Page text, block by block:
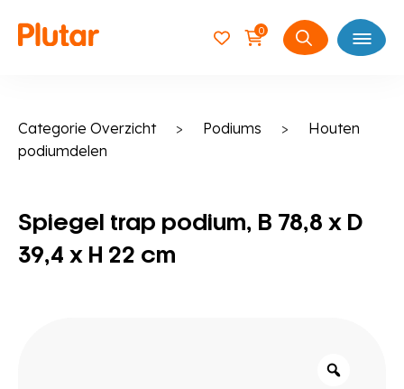
0
Zoeken
Open
Categorie Overzicht > Podiums > Houten
podiumdelen
Spiegel trap podium, B 78,8 x D
39,4 x H 22 cm